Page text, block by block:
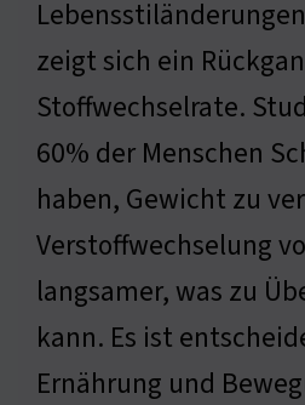
zeigt sich ein
Stoffwechselrate.
60% der Menschen
haben, Gewicht zu
Verstoffwechselung
langsamer, was zu
kann. Es ist
Ernährung und